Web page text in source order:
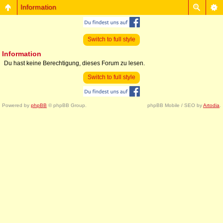
Information
Switch to full style
Information
Du hast keine Berechtigung, dieses Forum zu lesen.
Switch to full style
Powered by phpBB © phpBB Group. phpBB Mobile / SEO byArtodia